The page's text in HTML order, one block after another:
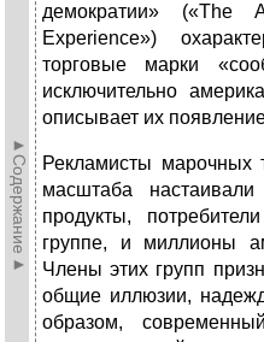
►Содержание►
демократии» («The
Experience»)
торговые марки
исключительно
описывает их
Рекламисты марочных
масштаба
продукты,
группе, и миллионы
Члены этих групп
общие иллюзии,
образом,